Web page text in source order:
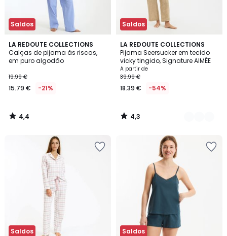
Saldos
LA REDOUTE COLLECTIONS
Calças de pijama às riscas,
em puro algodão
19.99 €
15.79 € -21%
4,4
/ 5
4,4
/
Saldos
LA REDOUTE COLLECTIONS
Pijama Seersucker em tecido
vicky tingido, Signature AIMÉE
A partir de
39.99 €
18.39 € -54%
4,3
/ 5
2
Cores
4,3
/
Saldos Saldos